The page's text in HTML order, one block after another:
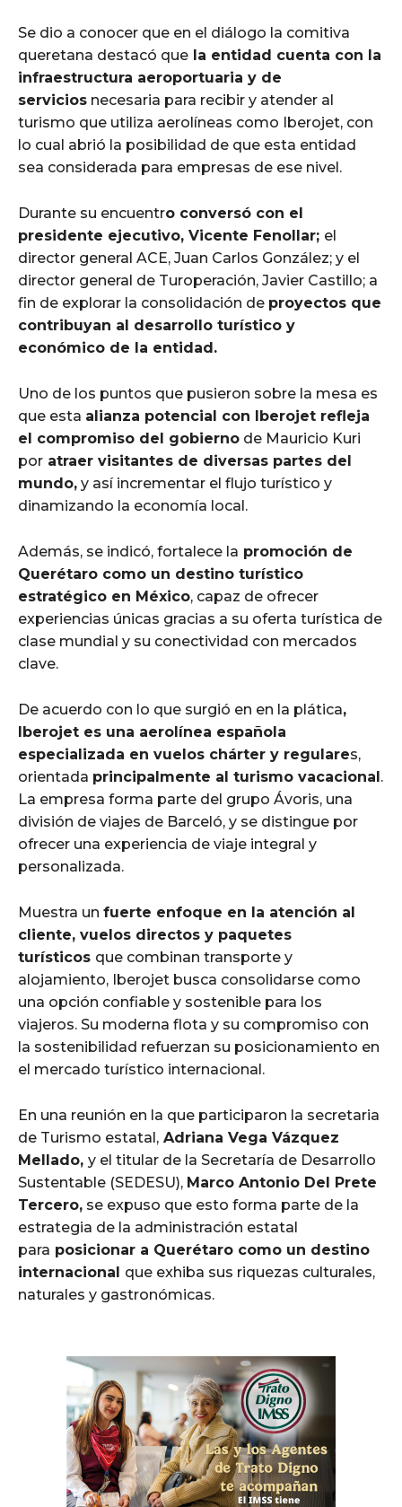
Se dio a conocer que en el diálogo la comitiva
queretana destacó que la entidad cuenta con la
infraestructura aeroportuaria y de
servicios necesaria para recibir y atender al
turismo que utiliza aerolíneas como Iberojet, con
lo cual abrió la posibilidad de que esta entidad
sea considerada para empresas de ese nivel.
Durante su encuentro conversó con el
presidente ejecutivo, Vicente Fenollar; el
director general ACE, Juan Carlos González; y el
director general de Turoperación, Javier Castillo; a
fin de explorar la consolidación de proyectos que
contribuyan al desarrollo turístico y
económico de la entidad.
Uno de los puntos que pusieron sobre la mesa es
que esta alianza potencial con Iberojet refleja
el compromiso del gobierno de Mauricio Kuri
por atraer visitantes de diversas partes del
mundo, y así incrementar el flujo turístico y
dinamizando la economía local.
Además, se indicó, fortalece la promoción de
Querétaro como un destino turístico
estratégico en México, capaz de ofrecer
experiencias únicas gracias a su oferta turística de
clase mundial y su conectividad con mercados
clave.
De acuerdo con lo que surgió en en la plática,
Iberojet es una aerolínea española
especializada en vuelos chárter y regulares,
orientada principalmente al turismo vacacional .
La empresa forma parte del grupo Ávoris, una
división de viajes de Barceló, y se distingue por
ofrecer una experiencia de viaje integral y
personalizada.
Muestra un fuerte enfoque en la atención al
cliente, vuelos directos y paquetes
turísticos que combinan transporte y
alojamiento, Iberojet busca consolidarse como
una opción confiable y sostenible para los
viajeros. Su moderna flota y su compromiso con
la sostenibilidad refuerzan su posicionamiento en
el mercado turístico internacional.
En una reunión en la que participaron la secretaria
de Turismo estatal, Adriana Vega Vázquez
Mellado, y el titular de la Secretaría de Desarrollo
Sustentable (SEDESU), Marco Antonio Del Prete
Tercero, se expuso que esto forma parte de la
estrategia de la administración estatal
para posicionar a Querétaro como un destino
internacional que exhiba sus riquezas culturales,
naturales y gastronómicas.